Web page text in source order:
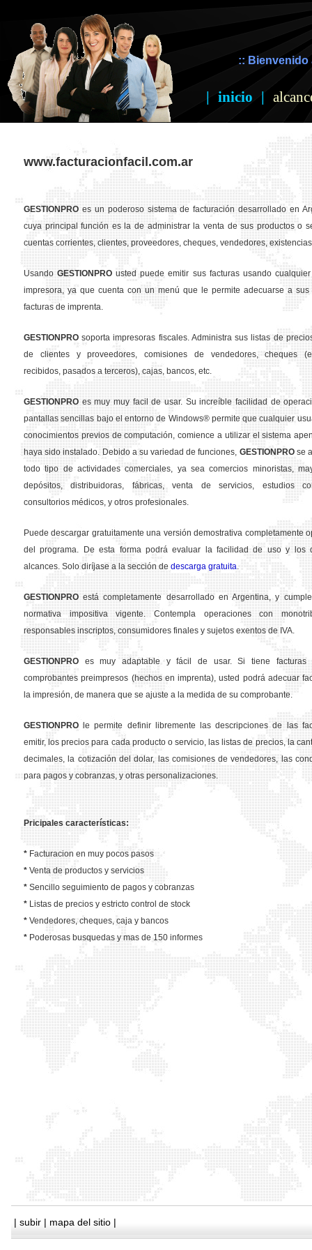
:: Bienvenido
| inicio |
www.facturacionfacil.com.ar
GESTION PRO es un poderoso sistema de facturación desarrollado en
cuya principal función es la de administrar la venta de sus productos o
cuentas corrientes, clientes, proveedores, cheques, vendedores,
Usando GESTION PRO usted puede emitir sus facturas usando
impresora, ya que cuenta con un menú que le permite adecuarse a sus
facturas de imprenta.
GESTION PRO soporta impresoras fiscales. Administra sus listas de
de clientes y proveedores, comisiones de vendedores, cheques
recibidos, pasados a terceros), cajas, bancos, etc.
GESTION PRO es muy muy facil de usar. Su increíble facilidad de
pantallas sencillas bajo el entorno de Windows® permite que cualquier
conocimientos previos de computación, comience a utilizar el sistema
haya sido instalado. Debido a su variedad de funciones, GESTION PROse
todo tipo de actividades comerciales, ya sea comercios minoristas,
depósitos, distribuidoras, fábricas, venta de servicios, estudios
consultorios médicos, y otros profesionales.
Puede descargar gratuitamente una versión demostrativa completamente
del programa. De esta forma podrá evaluar la facilidad de uso y los
alcances. Solo diríjase a la sección de descarga gratuita.
GESTION PRO está completamente desarrollado en Argentina, y
normativa impositiva vigente. Contempla operaciones con
responsables inscriptos, consumidores finales y sujetos exentos de IVA.
GESTION PRO es muy adaptable y fácil de usar. Si tiene facturas
comprobantes preimpresos (hechos en imprenta), usted podrá adecuar
la impresión, de manera que se ajuste a la medida de su comprobante.
GESTION PRO le permite definir libremente las descripciones de las
emitir, los precios para cada producto o servicio, las listas de precios, la
decimales, la cotización del dolar, las comisiones de vendedores, las
para pagos y cobranzas, y otras personalizaciones.
Pricipales características:
* Facturacion en muy pocos pasos
* Venta de productos y servicios
* Sencillo seguimiento de pagos y cobranzas
* Listas de precios y estricto control de stock
* Vendedores, cheques, caja y bancos
* Poderosas busquedas y mas de 150 informes
| subir | mapa del sitio |